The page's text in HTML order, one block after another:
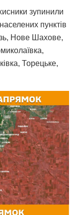
зупинили
пунктів
Нове Шахове,
Торецьке,